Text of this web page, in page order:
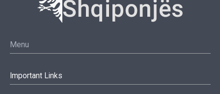
Menu
Important Links